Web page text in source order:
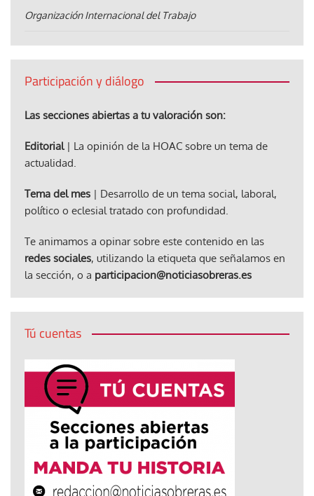
Organización Internacional del Trabajo
Participación y diálogo
Las secciones abiertas a tu valoración son:
Editorial| La opinión de la HOAC sobre un tema de
actualidad.
Tema del mes | Desarrollo de un tema social, laboral,
político o eclesial tratado con profundidad.
Te animamos a opinar sobre este contenido en las
redes sociales, utilizando la etiqueta que señalamos en
la sección, o a participacion@noticiasobreras.es
Tú cuentas